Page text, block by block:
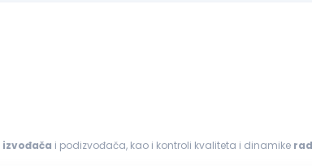
izvođača i podizvođača, kao i kontroli kvaliteta i dinamike